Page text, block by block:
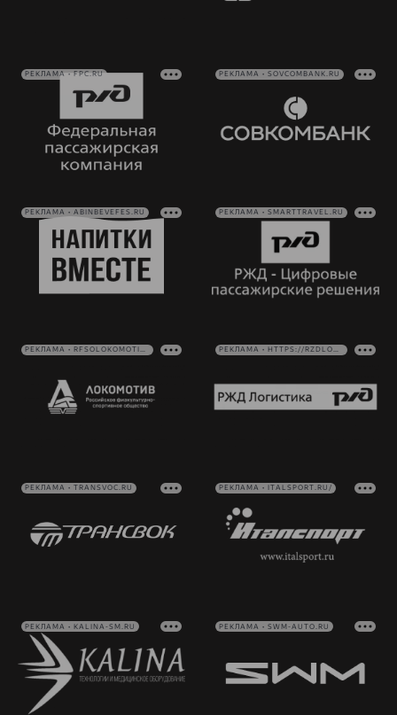
РЕКЛАМА • FPC.RU РЕКЛАМА • SOVCOMBANK.RU
РЕКЛАМА • ABINBEVEFES.RU РЕКЛАМА • SMARTTRAVEL.RU
РЕКЛАМА • RFSOLOKOMOTIV.RU РЕКЛАМА • HTTPS://RZDLOG.RU/
РЕКЛАМА • TRANSVOC.RU РЕКЛАМА • ITALSPORT.RU/
РЕКЛАМА • KALINA-SM.RU РЕКЛАМА • SWM-AUTO.RU